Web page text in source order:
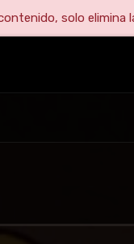
solo elimina